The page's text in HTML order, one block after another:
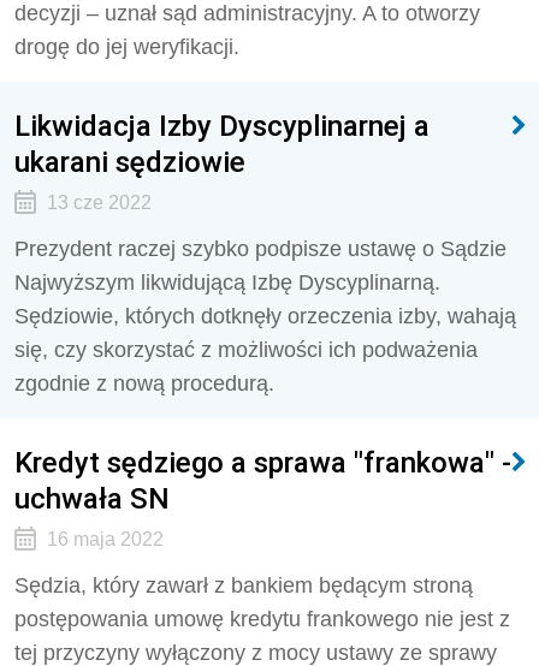
decyzji – uznał sąd administracyjny. A to otworzy
drogę do jej weryfikacji.
Likwidacja Izby Dyscyplinarnej a
ukarani sędziowie
13 cze 2022
Prezydent raczej szybko podpisze ustawę o Sądzie
Najwyższym likwidującą Izbę Dyscyplinarną.
Sędziowie, których dotknęły orzeczenia izby, wahają
się, czy skorzystać z możliwości ich podważenia
zgodnie z nową procedurą.
Kredyt sędziego a sprawa "frankowa" -
uchwała SN
16 maja 2022
Sędzia, który zawarł z bankiem będącym stroną
postępowania umowę kredytu frankowego nie jest z
tej przyczyny wyłączony z mocy ustawy ze sprawy